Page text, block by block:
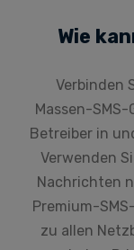
Wie
Verbinden
Massen-
Betreiber in
Verwenden
Nachrichten
Premium-
zu allen